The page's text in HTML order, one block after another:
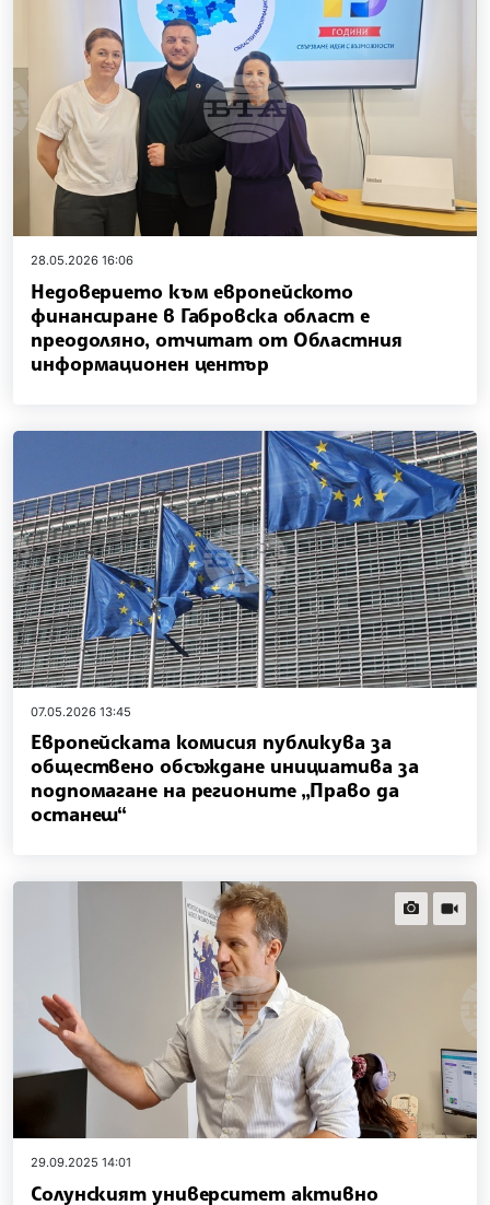
28.05.2026 16:06
Недоверието към европейското
финансиране в Габровска област е
преодоляно, отчитат от Областния
информационен център
07.05.2026 13:45
Европейската комисия публикува за
обществено обсъждане инициатива за
подпомагане на регионите „Право да
останеш“
news.images
29.09.2025 14:01
Солунският университет активно